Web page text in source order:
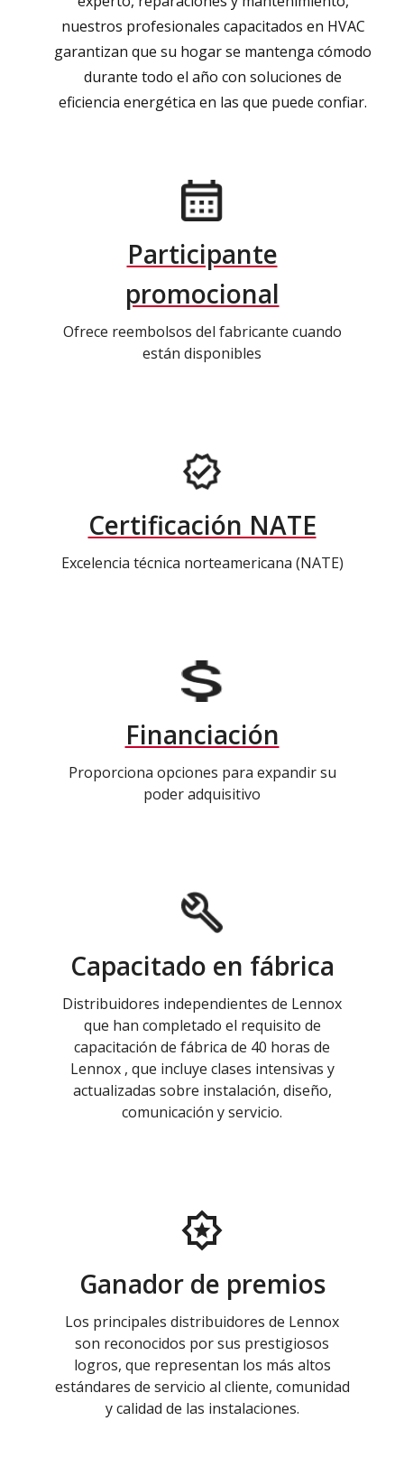
nuestros profesionales capacitados en HVAC
garantizan que su hogar se mantenga cómodo
durante todo el año con soluciones de
eficiencia energética en las que puede confiar.
Participante
promocional
Ofrece reembolsos del fabricante cuando
están disponibles
Certificación NATE
Excelencia técnica norteamericana (NATE)
Financiación
Proporciona opciones para expandir su
poder adquisitivo
Capacitado en fábrica
Distribuidores independientes de Lennox
que han completado el requisito de
capacitación de fábrica de 40 horas de
Lennox , que incluye clases intensivas y
actualizadas sobre instalación, diseño,
comunicación y servicio.
Ganador de premios
Los principales distribuidores de Lennox
son reconocidos por sus prestigiosos
logros, que representan los más altos
estándares de servicio al cliente, comunidad
y calidad de las instalaciones.